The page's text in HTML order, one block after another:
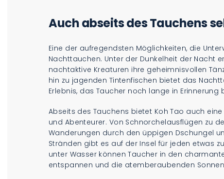
Auch abseits des Tauchens
Eine der aufregendsten Möglichkeiten, die
Nachttauchen. Unter der Dunkelheit der Nacht
nachtaktive Kreaturen ihre geheimnisvollen
hin zu jagenden Tintenfischen bietet das
Erlebnis, das Taucher noch lange in Erinnerung
Abseits des Tauchens bietet Koh Tao auch
und Abenteurer. Von Schnorchelausflügen zu
Wanderungen durch den üppigen Dschungel
Stränden gibt es auf der Insel für jeden etwas
unter Wasser können Taucher in den
entspannen und die atemberaubenden